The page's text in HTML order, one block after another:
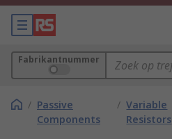
Fabrikantnummer
/ Passive
Components
/ Variable
Resistors